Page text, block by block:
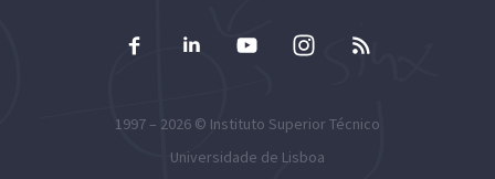
1997 – 2026 © Instituto Superior Técnico
Universidade de Lisboa